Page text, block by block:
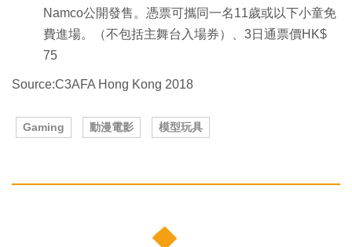
Namco公開發售。憑票可攜同一名11歲或以下小童免
費進場。（不包括主舞台入場券）、3日通票價HK$
75
Source:C3AFA Hong Kong 2018
Gaming 動漫電影 模型玩具